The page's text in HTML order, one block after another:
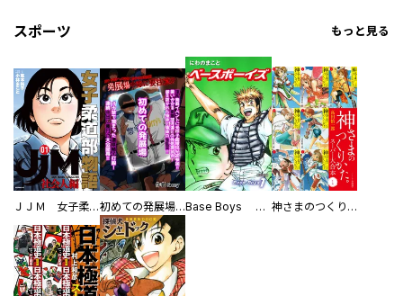
スポーツ もっと見る
ＪＪＭ 女子柔道部物語 社会人編 初めての発展場 【白抜き修正版】 Base Boys 新装版 神さまのつくりかた。スーパー大合本